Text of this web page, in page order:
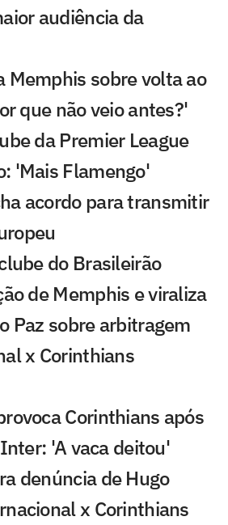
audiência da
Memphis sobre volta ao
que não veio antes?'
da Premier League
'Mais Flamengo'
acordo para transmitir
do Brasileirão
de Memphis e viraliza
Paz sobre arbitragem
x Corinthians
Corinthians após
'A vaca deitou'
denúncia de Hugo
x Corinthians